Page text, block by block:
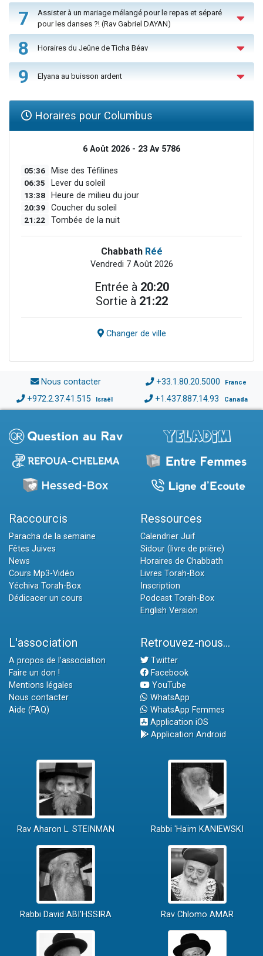
7
Assister à un mariage mélangé pour le repas et séparé
pour les danses ?! (Rav Gabriel DAYAN)
8 Horaires du Jeûne de Ticha Béav
9 Elyana au buisson ardent
Horaires pour Columbus
6 Août 2026 - 23 Av 5786
05:36 Mise des Téfilines
06:35 Lever du soleil
13:38 Heure de milieu du jour
20:39 Coucher du soleil
21:22 Tombée de la nuit
Chabbath Réé
Vendredi 7 Août 2026
Entrée à 20:20
Sortie à 21:22
Changer de ville
Nous contacter +33.1.80.20.5000 France
+972.2.37.41.515 Israël +1.437.887.14.93 Canada
Raccourcis
Paracha de la semaine
Fêtes Juives
News
Cours Mp3-Vidéo
Yéchiva Torah-Box
Dédicacer un cours
Ressources
Calendrier Juif
Sidour (livre de prière)
Horaires de Chabbath
Livres Torah-Box
Inscription
Podcast Torah-Box
English Version
L'association
A propos de l'association
Faire un don !
Mentions légales
Nous contacter
Aide (FAQ)
Retrouvez-nous...
Twitter
Facebook
YouTube
WhatsApp
WhatsApp Femmes
Application iOS
Application Android
Rav Aharon L. STEINMAN Rabbi 'Haïm KANIEWSKI
Rabbi David ABI'HSSIRA Rav Chlomo AMAR